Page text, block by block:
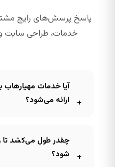
پاسخ پرسش‌های رایج
خدمات، طراحی سایت و
آیا خدمات مهیارهاب
ارائه می‌شود؟
چقدر طول می‌کشد تا
شود؟